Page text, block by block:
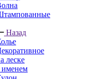
Назад
леске
именем